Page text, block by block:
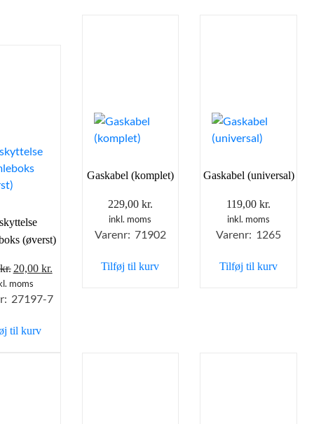
(øverst)
kr. Den
oprindelige
pris
39,95 kr..
20,00 kr.
pris
moms
27197-7
til kurv
Gaskabel (komplet)
229,00 kr.
inkl. moms
Varenr: 71902
Tilføj til kurv
Gaskabel (universal)
119,00kr.
inkl. moms
Varenr: 1265
Tilføj til kurv